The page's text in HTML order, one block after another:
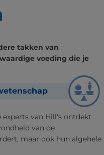
takken van
voeding die je
experts van Hill's ontdekt
van de
maar ook hun algehele